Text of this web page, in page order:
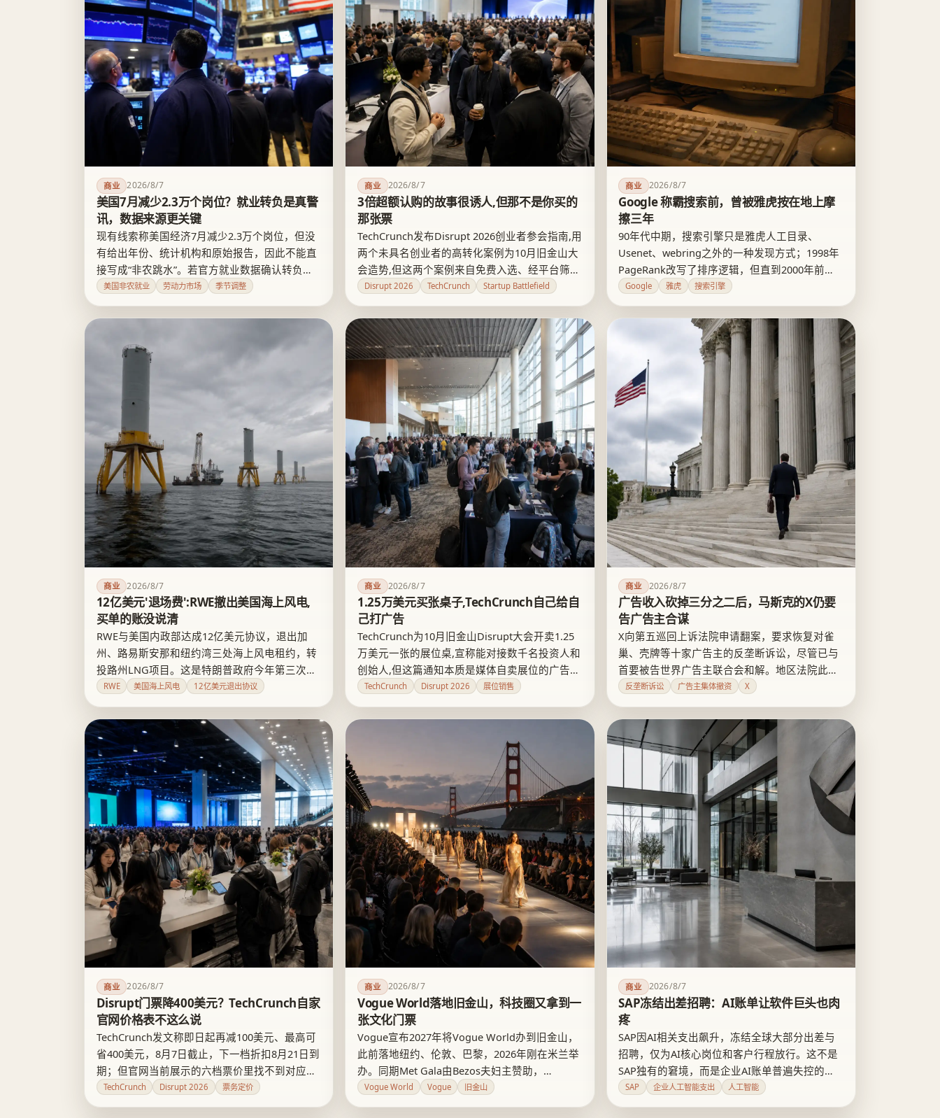
商业 2026/8/7
美国7月减少2.3万个岗位？就业转负是真警
讯，数据来源更关键
现有线索称美国经济7月减少2.3万个岗位，但没
有给出年份、统计机构和原始报告，因此不能直
接写成“非农跳水”。若官方就业数据确认转负，
招聘市场确实可能从降温滑向收缩；在前值修
订、失业救济申请和职位空缺同步恶化前，一次
负数还不足以确认趋势。
美国非农就业 劳动力市场 季节调整
商业 2026/8/7
3倍超额认购的故事很诱人,但那不是你买的
那张票
TechCrunch发布Disrupt 2026创业者参会指南,用
两个未具名创业者的高转化案例为10月旧金山大
会造势,但这两个案例来自免费入选、经平台筛选
的Startup Battlefield选手,与自费购票参会的普
通创业者并非同一种参会体验。指南把幸存者案
例包装成普遍规律,值得创业者在买票前多问一
句：这笔钱买到的是曝光,还是入场券。
Disrupt 2026 TechCrunch Startup Battlefield
商业 2026/8/7
Google 称霸搜索前，曾被雅虎按在地上摩
擦三年
90年代中期，搜索引擎只是雅虎人工目录、
Usenet、webring之外的一种发现方式；1998年
PageRank改写了排序逻辑，但直到2000年前
后，雅虎、AltaVista的流量仍远超Google。
Google赢的不是碾压，是靠相关性优势熬了近三
年才兑现成流量优势。
Google 雅虎 搜索引擎
商业 2026/8/7
12亿美元'退场费':RWE撤出美国海上风电,
买单的账没说清
RWE与美国内政部达成12亿美元协议，退出加
州、路易斯安那和纽约湾三处海上风电租约，转
投路州LNG项目。这是特朗普政府今年第三次用
类似交易换取风电企业退场，但这笔钱究竟是政
策补偿还是企业沉没成本的账面了结，目前并无
官方文件证实。
RWE 美国海上风电 12亿美元退出协议
商业 2026/8/7
1.25万美元买张桌子,TechCrunch自己给自
己打广告
TechCrunch为10月旧金山Disrupt大会开卖1.25
万美元一张的展位桌,宣称能对接数千名投资人和
创始人,但这篇通知本质是媒体自卖展位的广告
稿。花钱买桌子和免费申请Startup Battlefield路
演是两条互不相通的路径,前者不构成后者的捷
径,创业公司容易被人流数字带偏。
TechCrunch Disrupt 2026 展位销售
商业 2026/8/7
广告收入砍掉三分之二后，马斯克的X仍要
告广告主合谋
X向第五巡回上诉法院申请翻案，要求恢复对雀
巢、壳牌等十家广告主的反垄断诉讼，尽管已与
首要被告世界广告主联合会和解。地区法院此前
已明确裁定，广告主集体撤离只是客户选择了竞
争对手，不构成反垄断伤害，X要在上诉中证明
的是合谋，而不是自己亏了多少钱。
反垄断诉讼 广告主集体撤资 X
商业 2026/8/7
Disrupt门票降400美元？TechCrunch自家
官网价格表不这么说
TechCrunch发文称即日起再减100美元、最高可
省400美元，8月7日截止，下一档折扣8月21日到
期；但官网当前展示的六档票价里找不到对应的
折扣幅度和这两个日期，8月7日实际是另一场会
议Founder Summit的退款截止日。这更像一篇
TechCrunch Disrupt 2026 票务定价
商业 2026/8/7
Vogue World落地旧金山，科技圈又拿到一
张文化门票
Vogue宣布2027年将Vogue World办到旧金山，
此前落地纽约、伦敦、巴黎，2026年刚在米兰举
办。同期Met Gala由Bezos夫妇主赞助，
OpenAI、Meta、Snap各花约35万美元购桌，科
技资本正密集买入时尚曝光。但曝光不等于产业
Vogue World Vogue 旧金山
商业 2026/8/7
SAP冻结出差招聘：AI账单让软件巨头也肉
疼
SAP因AI相关支出飙升，冻结全球大部分出差与
招聘，仅为AI核心岗位和客户行程放行。这不是
SAP独有的窘境，而是企业AI账单普遍失控的又
一例证——问题根源在计费模式模糊了真实成
本，而不只是模型太贵。
SAP 企业人工智能支出 人工智能